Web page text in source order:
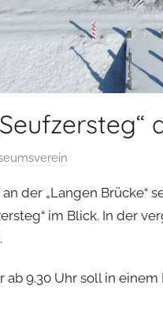
der „Langen Brücke“
im Blick. In der
ab 9.30 Uhr soll in